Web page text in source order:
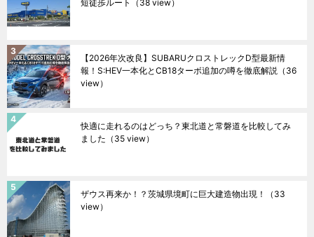
短徒歩ルート
（38 view）
【2026年次改良】SUBARUクロストレックD型最新情
報！S:HEV一本化とCB18ターボ追加の噂を徹底解説 （36
view）
快適に走れるのはどっち？東北道と常磐道を比較してみ
ました （35 view）
ザウス再来か！？茨城県境町に巨大建造物出現！
（33
view）